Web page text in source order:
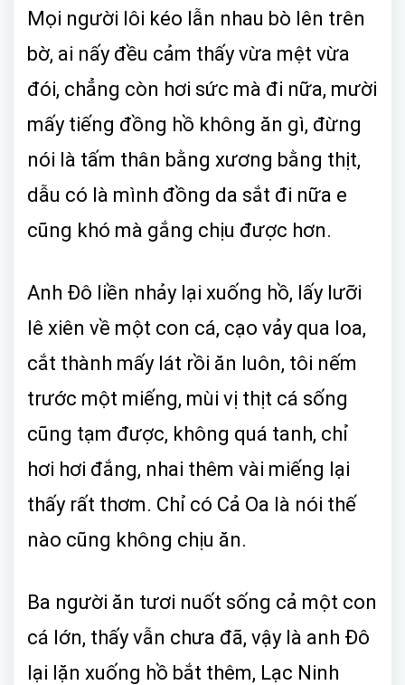
Mọi người lôi kéo lẫn nhau bò lên trên
bờ, ai nấy đều cảm thấy vừa mệt vừa
đói, chẳng còn hơi sức mà đi nữa, mười
mấy tiếng đồng hồ không ăn gì, đừng
nói là tấm thân bằng xương bằng thịt,
dẫu có là mình đồng da sắt đi nữa e
cũng khó mà gắng chịu được hơn.
Anh Đô liền nhảy lại xuống hồ, lấy lưỡi
lê xiên về một con cá, cạo vảy qua loa,
cắt thành mấy lát rồi ăn luôn, tôi nếm
trước một miếng, mùi vị thịt cá sống
cũng tạm được, không quá tanh, chỉ
hơi hơi đắng, nhai thêm vài miếng lại
thấy rất thơm. Chỉ có Cả Oa là nói thế
nào cũng không chịu ăn.
Ba người ăn tươi nuốt sống cả một con
cá lớn, thấy vẫn chưa đã, vậy là anh Đô
lại lặn xuống hồ bắt thêm, Lạc Ninh